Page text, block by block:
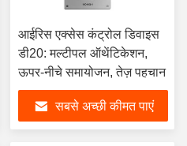
आईरिस एक्सेस कंट्रोल डिवाइस
डी20: मल्टीपल ऑथेंटिकेशन,
ऊपर-नीचे समायोजन, तेज़ पहचान
सबसे अच्छी कीमत पाएं